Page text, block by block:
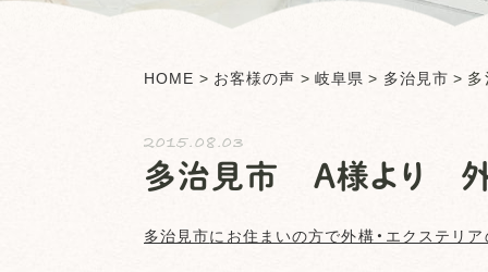
HOME > お客様の声 > 岐阜県 > 多治見市 >
2015.08.03
多治見市 Ａ様より
多治見市にお住まいの方で外構・エクステリ